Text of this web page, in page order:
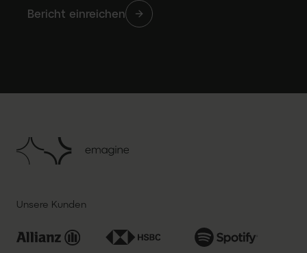
Bericht einreichen
Unsere Kunden